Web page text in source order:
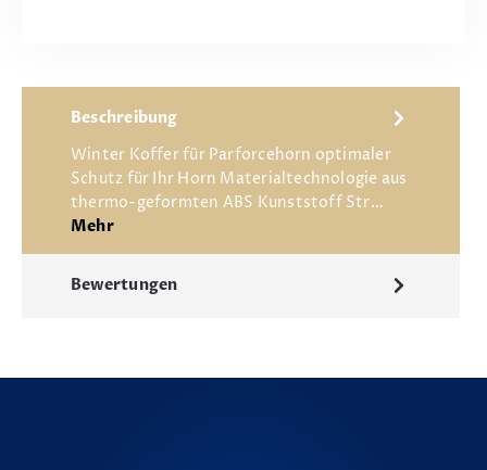
Beschreibung
Winter Koffer für Parforcehorn optimaler
Schutz für Ihr Horn Materialtechnologie aus
thermo-geformten ABS Kunststoff Str…
Mehr
Bewertungen